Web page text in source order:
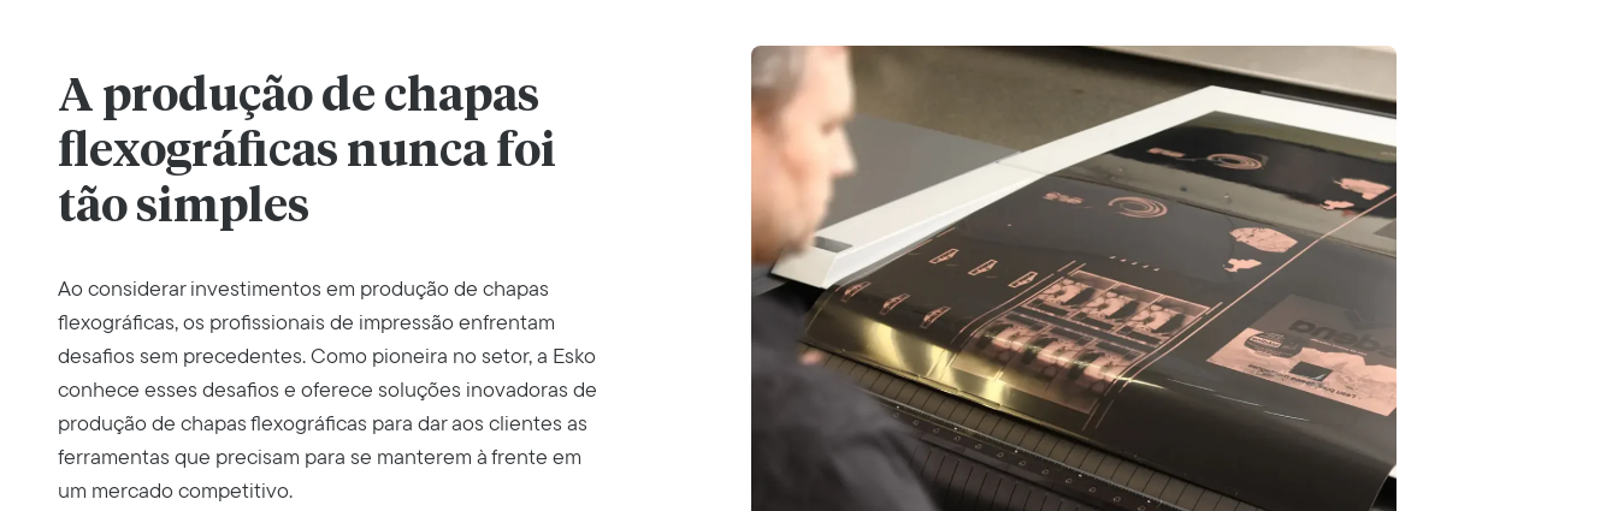
A produção de chapas
flexográficas nunca foi
tão simples
Ao considerar investimentos em produção de chapas
flexográficas, os profissionais de impressão enfrentam
desafios sem precedentes. Como pioneira no setor, a Esko
conhece esses desafios e oferece soluções inovadoras de
produção de chapas flexográficas para dar aos clientes as
ferramentas que precisam para se manterem à frente em
um mercado competitivo.